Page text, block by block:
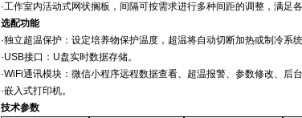
·工作室内活动式网状搁板，间隔可按需求进行多种间距的调整，满足
选配功能
·独立超温保护：设定培养物保护温度，超温将自动切断加热或制冷系
·USB接口：U盘实时数据存储。
·WiFi通讯模块：微信小程序远程数据查看、超温报警、参数修改、后
·嵌入式打印机。
技术参数